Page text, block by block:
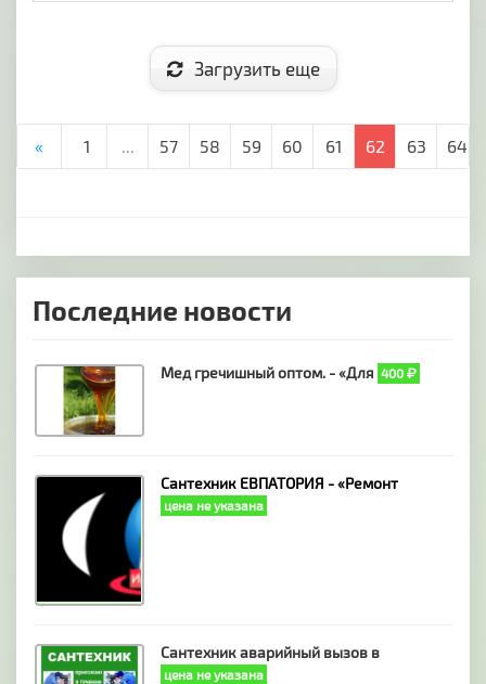
Загрузить еще
« 1 ... 57 58 59 60 61 62 63 64
Последние новости
Мед гречишный оптом. - «Для 400
Сантехник ЕВПАТОРИЯ - «Ремонт
цена не указана
Сантехник аварийный вызов в
цена не указана